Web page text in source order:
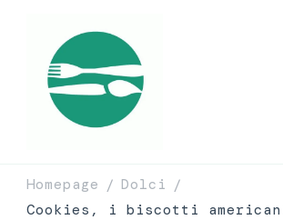
Homepage / Dolci /
Cookies, i biscotti